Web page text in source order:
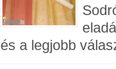
és a legjobb